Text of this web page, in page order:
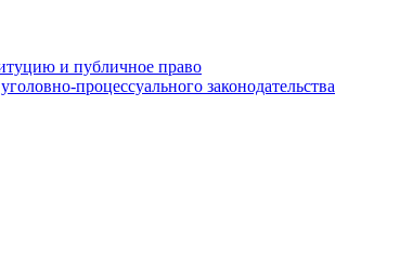
и публичное право
процессуального законодательства